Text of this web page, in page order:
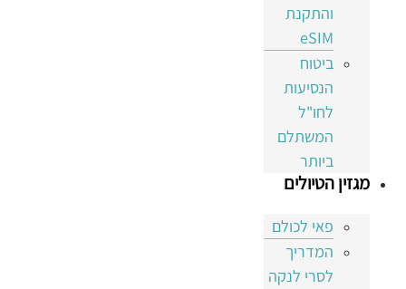
והתקנת
eSIM
ביטוח
הנסיעות
לחו"ל
המשתלם
ביותר
מגזין הטיולים
פאי לכולם
המדריך
לסרי לנקה